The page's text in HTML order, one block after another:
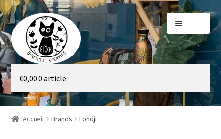
Aller
à
la
navigation
Aller
au
contenu
Galerie
Boutique
€0,00 0 article
Accueil Brands Londji